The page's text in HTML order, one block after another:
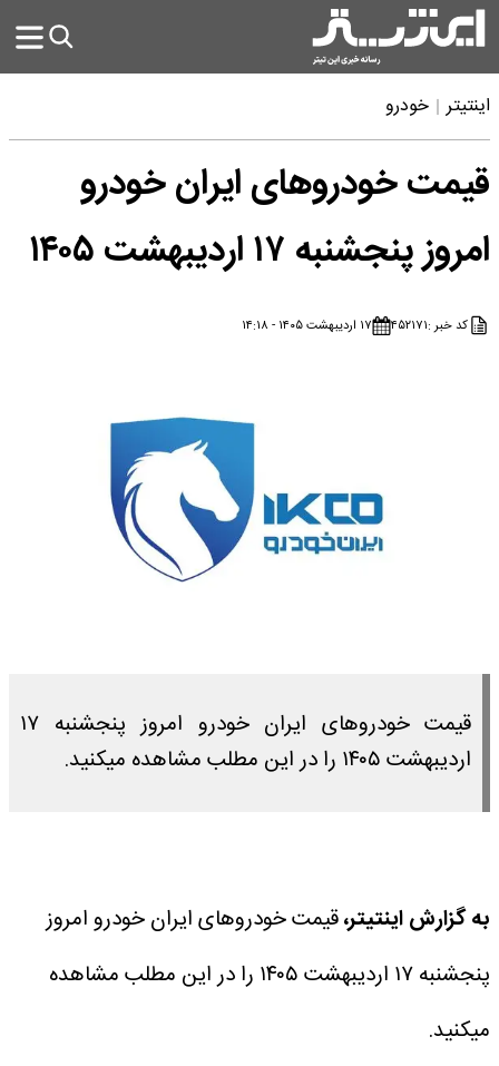
اینتیتر خودرو
قیمت خودرو‌های ایران خودرو
امروز پنجشنبه ۱۷ اردیبهشت ۱۴۰۵
کد خبر :۴۵۲۱۷۱ ۱۷ اردیبهشت ۱۴۰۵ - ۱۴:۱۸
قیمت خودرو‌های ایران خودرو امروز پنجشنبه ۱۷
اردیبهشت ۱۴۰۵ را در این مطلب مشاهده میکنید.
به گزارش اینتیتر،قیمت خودرو‌های ایران خودرو امروز
پنجشنبه ۱۷ اردیبهشت ۱۴۰۵ را در این مطلب مشاهده
میکنید.